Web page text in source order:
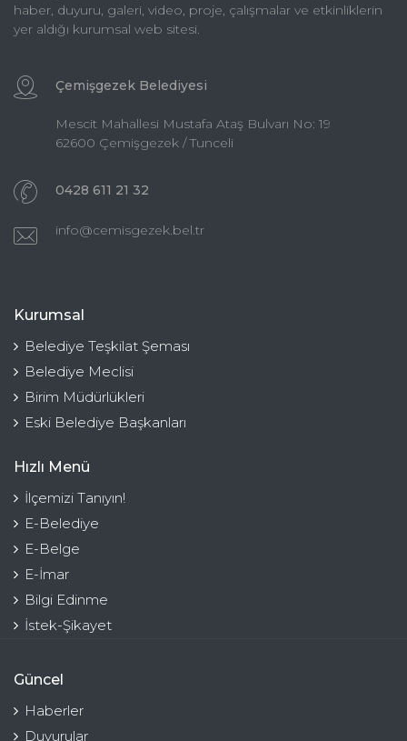
haber, duyuru, galeri, video, proje, çalışmalar ve etkinliklerin
yer aldığı kurumsal web sitesi.
Çemişgezek Belediyesi
Mescit Mahallesi Mustafa Ataş Bulvarı No: 19
62600 Çemişgezek / Tunceli
0428 611 21 32
info@cemisgezek.bel.tr
Kurumsal
Belediye Teşkilat Şeması
Belediye Meclisi
Birim Müdürlükleri
Eski Belediye Başkanları
Hızlı Menü
İlçemizi Tanıyın!
E-Belediye
E-Belge
E-İmar
Bilgi Edinme
İstek-Şikayet
Güncel
Haberler
Duyurular